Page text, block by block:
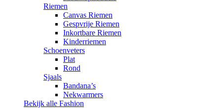
Riemen
Canvas Riemen
Gespvrije Riemen
Inkortbare Riemen
Kinderriemen
Schoenveters
Plat
Rond
Sjaals
Bandana’s
Nekwarmers
Bekijk alle Fashion